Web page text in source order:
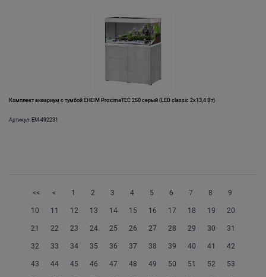
Комплект аквариум с тумбой EHEIM ProximaTEC 250 серый (LED classic 2x13,4 Вт)
Артикул: EM-492231
<< < 1 2 3 4 5 6 7 8 9
10 11 12 13 14 15 16 17 18 19 20
21 22 23 24 25 26 27 28 29 30 31
32 33 34 35 36 37 38 39 40 41 42
43 44 45 46 47 48 49 50 51 52 53